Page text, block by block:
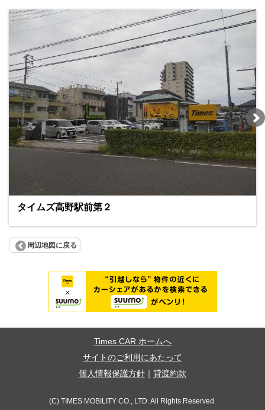
タイムズ高野駅前第２
周辺地図に戻る
Times CAR ホームへ
サイトのご利用にあたって
個人情報保護方針
貸渡約款
(C) TIMES MOBILITY CO., LTD. All Rights Reserved.